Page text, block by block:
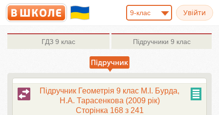
9-клас
ГДЗ 9 клас Підручники 9 клас
Підручник Геометрія 9 клас М.І. Бурда,
Н.А. Тарасенкова (2009 рік)
Сторінка 168 з 241